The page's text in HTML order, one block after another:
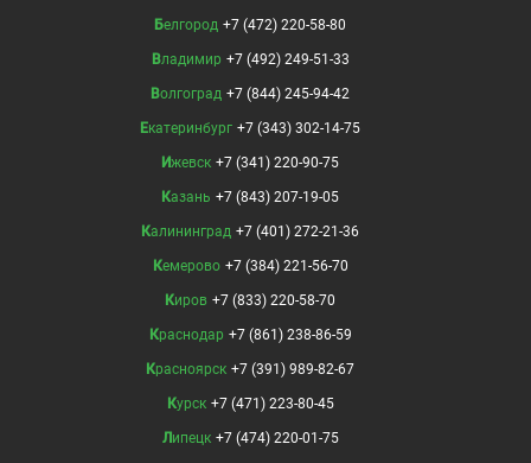
Белгород +7 (472) 220-58-80
Владимир +7 (492) 249-51-33
Волгоград +7 (844) 245-94-42
Екатеринбург +7 (343) 302-14-75
Ижевск +7 (341) 220-90-75
Казань +7 (843) 207-19-05
Калининград +7 (401) 272-21-36
Кемерово +7 (384) 221-56-70
Киров +7 (833) 220-58-70
Краснодар +7 (861) 238-86-59
Красноярск +7 (391) 989-82-67
Курск +7 (471) 223-80-45
Липецк +7 (474) 220-01-75